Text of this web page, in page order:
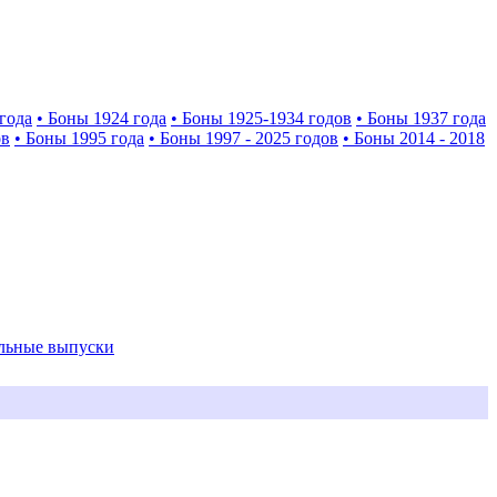
• Боны 1924 года • Боны 1925-1934 годов • Боны 1937 года
• Боны 1995 года • Боны 1997 - 2025 годов • Боны 2014 - 2018
выпуски